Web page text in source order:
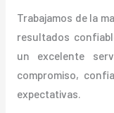
Trabajamos de la
resultados
un excelente
compromiso,
expectativas.